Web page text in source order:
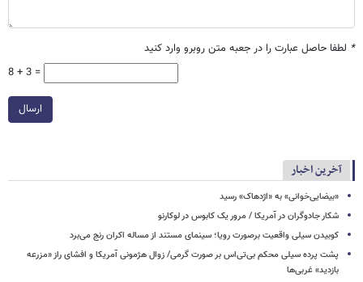
* لطفا حاصل عبارت را در جعبه متن روبرو وارد کنید
8 + 3 =
ارسال
آخرین اخبار
«بیضایی‌خوانی» به «اژدهاک» رسید
شکار جادوگران در آمریکا / مرور یک کابوس در لوکارنو
کوبیدن سیلی واقعیت برصورت رویا؛ سینمای مستند از مساله اکران رنج می‌برد
پشت پرده سیلی محکم بی‌تی‌اس بر صورت گرمی/ زوال هژمونی آمریکا و افشای راز «مزرعه
بازدید» غربی‌ها